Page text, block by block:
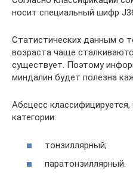
носит специальный шифр
Статистических данным о
возраста чаще
существует. Поэтому
миндалин будет полезна
Абсцесс
категории:
тонзиллярный;
паратонзиллярный.